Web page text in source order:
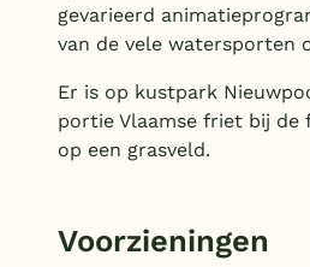
gevarieerd
van de vele watersporten
Er is op kustpark
portie Vlaamse friet bij de
op een grasveld.
Voorzieningen